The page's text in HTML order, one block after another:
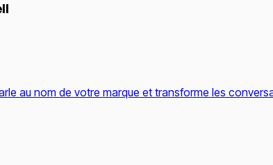
au nom de votre marque et transforme les